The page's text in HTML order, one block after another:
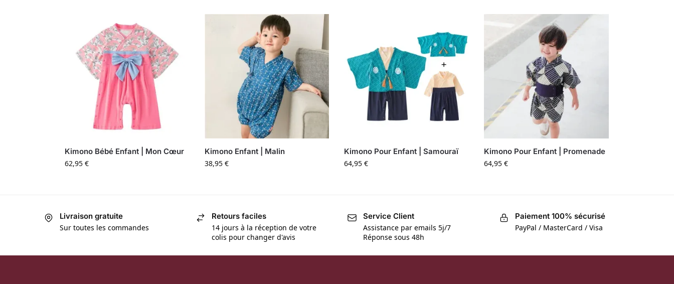
Kimono Bébé Enfant | Mon Cœur
62,95 €
Kimono Enfant | Malin
38,95 €
Kimono Pour Enfant | Samouraï
64,95€
Kimono Pour Enfant | Promenade
64,95€
Livraison gratuite
Sur toutes les commandes
Retours faciles
14 jours à la réception de votre
colis pour changer d'avis
Service Client
Assistance par emails 5j/7
Réponse sous 48h
Paiement 100% sécurisé
PayPal / MasterCard / Visa